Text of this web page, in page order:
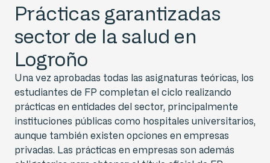
Prácticas garantizadas
sector de la salud en
Logroño
Una vez aprobadas todas las asignaturas teóricas, los
estudiantes de FP completan el ciclo realizando
prácticas en entidades del sector, principalmente
instituciones públicas como hospitales universitarios,
aunque también existen opciones en empresas
privadas. Las prácticas en empresas son además